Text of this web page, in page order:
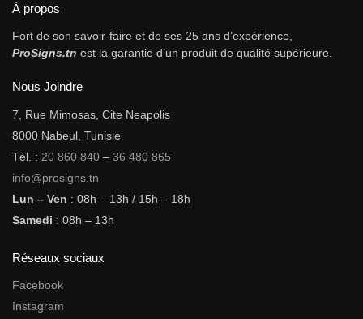
À propos
Fort de son savoir-faire et de ses 25 ans d’expérience,
ProSigns.tn est la garantie d’un produit de qualité supérieure.
Nous Joindre
7, Rue Mimosas, Cite Neapolis
8000 Nabeul, Tunisie
Tél. : 20 860 840 – 36 480 865
info@prosigns.tn
Lun – Ven : 08h – 13h / 15h – 18h
Samedi : 08h – 13h
Réseaux sociaux
Facebook
Instagram